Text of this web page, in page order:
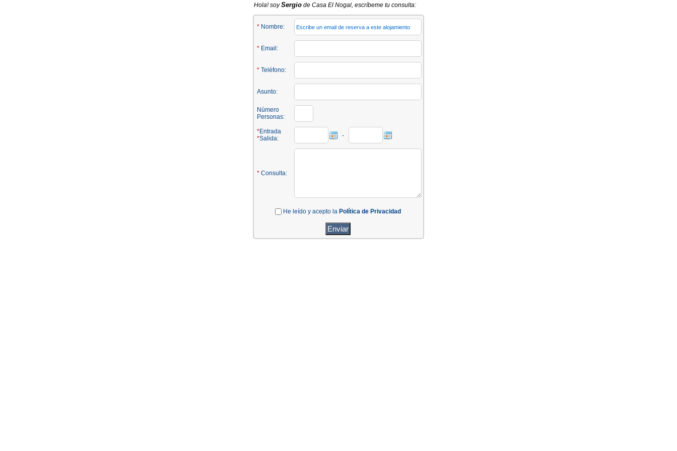
Hola! soySergio de Casa El Nogal, escríbeme tu consulta:
* Nombre:
* Email:
* Teléfono:
Asunto:
Número
Personas:
*Entrada
*Salida: -
* Consulta:
He leído y acepto la Política de Privacidad